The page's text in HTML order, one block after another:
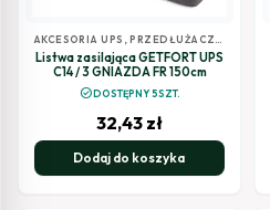
AKCESORIA UPS, PRZEDŁUŻACZE,
SZYNY,ZASILANIE AWARYJNE UPS
Listwa zasilająca GETFORT UPS
C14 / 3 GNIAZDA FR 150cm
check_circleDOSTĘPNY 5SZT.
32,43 zł
Dodaj do koszyka